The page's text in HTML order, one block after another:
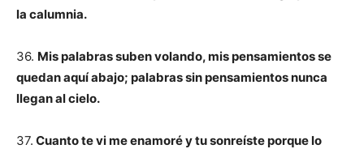
la calumnia.
36. Mis palabras suben volando, mis pensamientos se
quedan aquí abajo; palabras sin pensamientos nunca
llegan al cielo.
37. Cuanto te vi me enamoré y tu sonreíste porque lo